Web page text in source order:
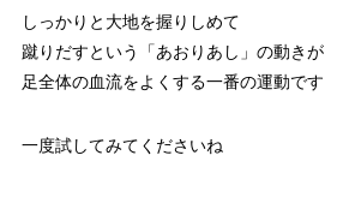
しっかりと大地を握りしめて
蹴りだすという「あおりあし」の動きが
足全体の血流をよくする一番の運動です
一度試してみてくださいね